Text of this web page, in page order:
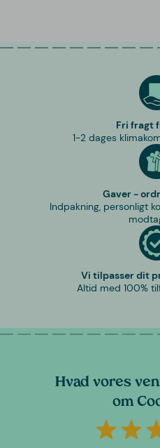
Fri fragt
1-2 dages
Gaver -
Indpakning, personligt
Vi tilpasser dit
Altid med 100%
Hvad vores
om